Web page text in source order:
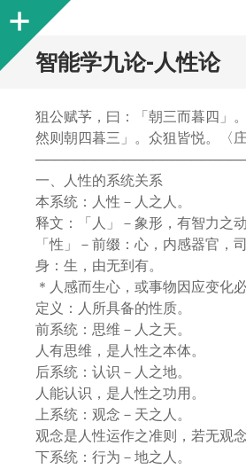
Sidebar
智能学九论-人性论
狙公赋芧，曰：「朝三而暮四」
然则朝四暮三」。众狙皆悦。〈庄
一、人性的系统关系
本系统：人性－人之人。
释文：「人」－象形，有智力之动
「性」－前缀：心，内感器官，
身：生，由无到有。
＊人感而生心，或事物因应变化
定义：人所具备的性质。
前系统：思维－人之天。
人有思维，是人性之本体。
后系统：认识－人之地。
人能认识，是人性之功用。
上系统：观念－天之人。
观念是人性运作之准则，若无观
下系统：行为－地之人。